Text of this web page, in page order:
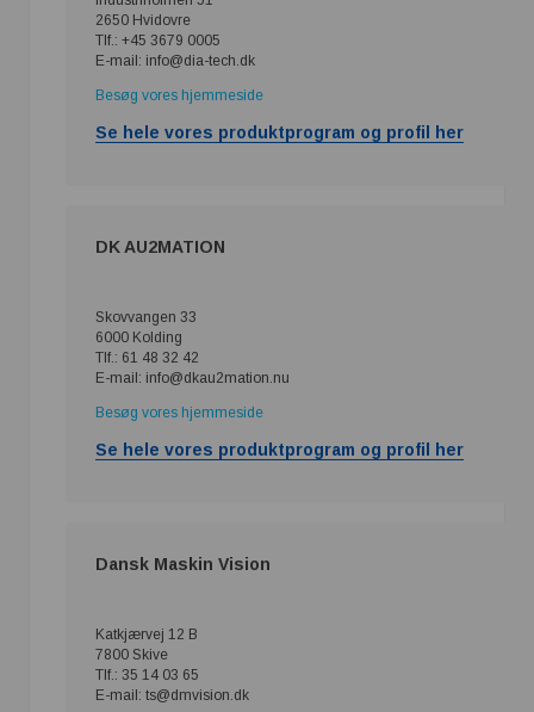
2650 Hvidovre
Tlf.: +45 3679 0005
E-mail: info@dia-tech.dk
Besøg vores hjemmeside
Se hele vores produktprogram og profil her
DK AU2MATION
Skovvangen 33
6000 Kolding
Tlf.: 61 48 32 42
E-mail: info@dkau2mation.nu
Besøg vores hjemmeside
Se hele vores produktprogram og profil her
Dansk Maskin Vision
Katkjærvej 12 B
7800 Skive
Tlf.: 35 14 03 65
E-mail: ts@dmvision.dk